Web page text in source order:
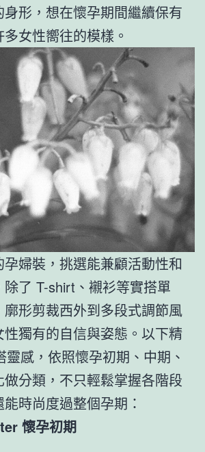
形，想在懷孕期間繼續保有
女性嚮往的模樣。
婦裝，挑選能兼顧活動性和
了 T-shirt、襯衫等實搭單
形剪裁西外到多段式調節風
獨有的自信與姿態。以下精
感，依照懷孕初期、中期、
分類，不只輕鬆掌握各階段
時尚度過整個孕期：
懷孕初期